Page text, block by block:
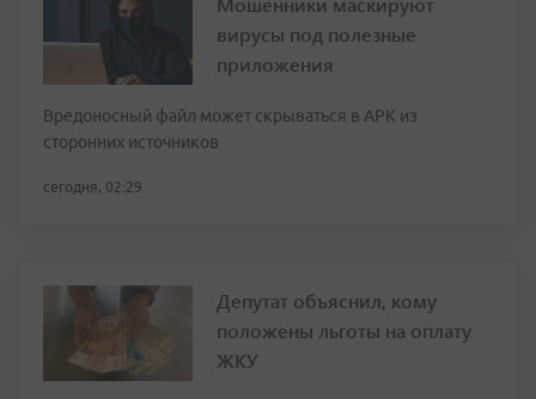
вирусы под полезные
приложения
Вредоносный файл может скрываться в APK из
сторонних источников
сегодня, 02:29
Депутат объяснил, кому
положены льготы на оплату
ЖКУ